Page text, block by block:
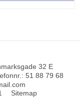
32 E
: 51 88 79 68
Sitemap